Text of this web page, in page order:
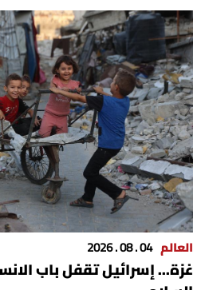
العالم 04 . 08 . 2026
غزة... إسرائيل تقفل باب